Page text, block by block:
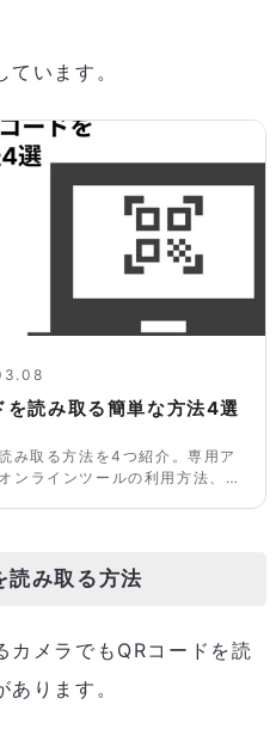
います。
読み取る簡単な方法4選
み取る方法を4つ紹介。専用ア
ンラインツールの利用方法、ブ
読み取る方法
カメラでもQRコードを読
ります。